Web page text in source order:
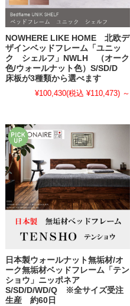
NOWHERE LIKE HOME 北欧デ
ザインベッドフレーム「ユニッ
ク シェルフ」NWLH （オーク
色/ウォールナット色）S/SD/D
床板が3種類から選べます
¥100,430(税込 ¥110,473) ～
日本製ウォールナット無垢材/オ
ーク無垢材ベッドフレーム「テン
ショウ」ニッポネア
S/SD/D/WD/Q ※全サイズ受注
生産 約60日